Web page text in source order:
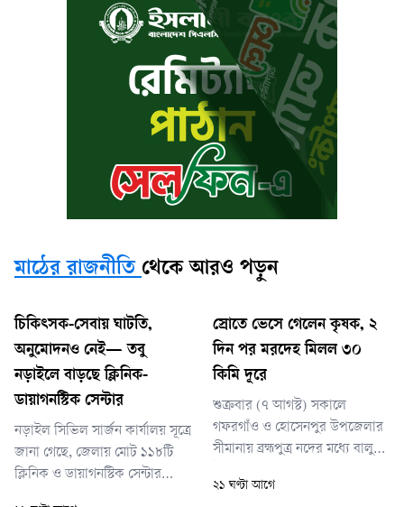
মাঠের রাজনীতি থেকে আরও পড়ুন
চিকিৎসক-সেবায় ঘাটতি,
অনুমোদনও নেই— তবু
নড়াইলে বাড়ছে ক্লিনিক-
ডায়াগনস্টিক সেন্টার
নড়াইল সিভিল সার্জন কার্যালয় সূত্রে
জানা গেছে, জেলায় মোট ১১৮টি
ক্লিনিক ও ডায়াগনস্টিক সেন্টার
স্রোতে ভেসে গেলেন কৃষক, ২
দিন পর মরদেহ মিলল ৩০
কিমি দূরে
শুক্রবার (৭ আগস্ট) সকালে
গফরগাঁও ও হোসেনপুর উপজেলার
সীমানায় ব্রহ্মপুত্র নদের মধ্যে বালু
পাইপে আটকে থাকা অবস্থায়
২১ ঘণ্টা আগে